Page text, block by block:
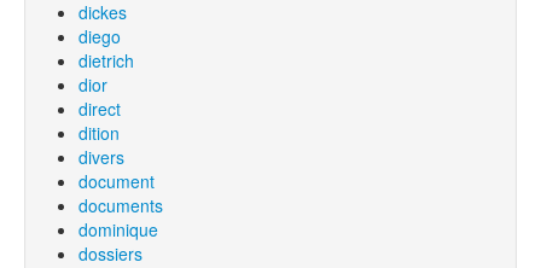
dickes
diego
dietrich
dior
direct
dition
divers
document
documents
dominique
dossiers